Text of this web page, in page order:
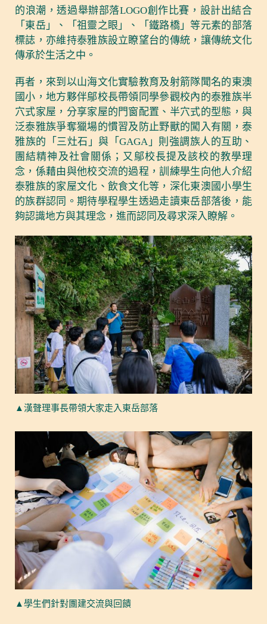
的浪潮，透過舉辦部落LOGO創作比賽，設計出結合
「東岳」、「祖靈之眼」、「鐵路橋」等元素的部落
標誌，亦維持泰雅族設立瞭望台的傳統，讓傳統文化
傳承於生活之中。
再者，來到以山海文化實驗教育及射箭隊聞名的東澳
國小，地方夥伴鄔校長帶領同學參觀校內的泰雅族半
穴式家屋，分享家屋的門窗配置、半穴式的型態，與
泛泰雅族爭奪獵場的慣習及防止野獸的闖入有關，泰
雅族的「三灶石」與「GAGA」則強調族人的互助、
團結精神及社會關係；又鄔校長提及該校的教學理
念，係藉由與他校交流的過程，訓練學生向他人介紹
泰雅族的家屋文化、飲食文化等，深化東澳國小學生
的族群認同。期待學程學生透過走讀東岳部落後，能
夠認識地方與其理念，進而認同及尋求深入瞭解。
▲漢聲理事長帶領大家走入東岳部落
▲學生們針對團建交流與回饋